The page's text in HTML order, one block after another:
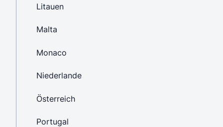
Litauen
Malta
Monaco
Niederlande
Österreich
Portugal